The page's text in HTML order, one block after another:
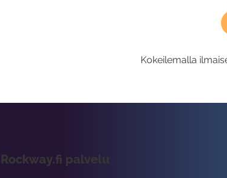
Kokeilemalla
Rockway.fi palvelu